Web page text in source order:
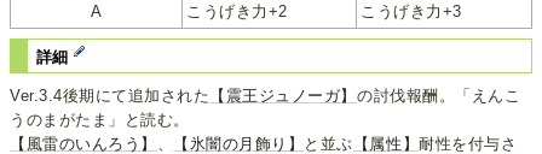
A
こうげき力+2 こうげき力+3
詳細
Ver.3.4後期にて追加された 【震王ジュノーガ】の討伐報酬。「えんこ
うのまがたま」と読む。
【風雷のいんろう】 、 【氷闇の月飾り】 と並ぶ 【属性】耐性を付与さ